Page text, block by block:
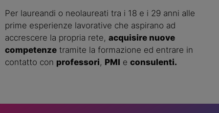
Per laureandi o neolaureati tra i 18 e i 29 anni alle
prime esperienze lavorative che aspirano ad
accrescere la propria rete, acquisire nuove
competenze tramite la formazione ed entrare in
contatto con professori, PMI e consulenti.